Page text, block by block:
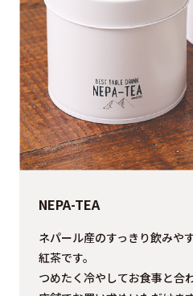
NEPA-TEA
ネパール産のすっきり飲みや
紅茶です。
つめたく冷やしてお食事と合